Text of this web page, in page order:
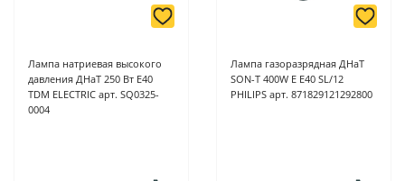
Лампа натриевая высокого
давления ДНаТ 250 Вт Е40
TDM ELECTRIC арт. SQ0325-
0004
Лампа газоразрядная ДНаТ
SON-T 400W E E40 SL/12
PHILIPS арт. 871829121292800